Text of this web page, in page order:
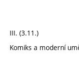
III. (3.11.)
Komiks a moderní